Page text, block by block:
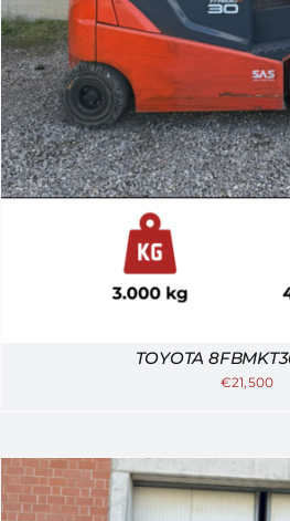
TOYOTA
€21,500